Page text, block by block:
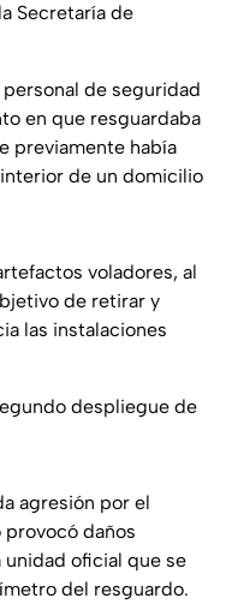
Secretaría de
de seguridad
en que resguardaba
previamente había
de un domicilio
voladores, al
de retirar y
las instalaciones
despliegue de
agresión por el
daños
unidad oficial que se
del resguardo.